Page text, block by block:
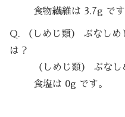
食物繊維は 3.7g です
Q. （しめじ類） ぶなし
は？
（しめじ類） ぶな
食塩は 0g です。